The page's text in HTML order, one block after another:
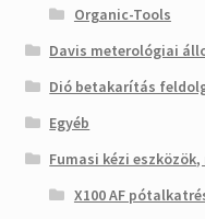
Organic-Tools
Davis meterológiai
Dió betakarítás
Egyéb
Fumasi kézi
X100 AF